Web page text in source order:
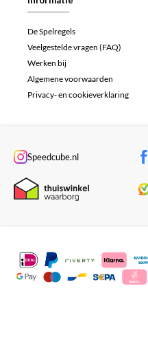
De Spelregels
Veelgestelde vragen (FAQ)
Werken bij
Algemene voorwaarden
Privacy- en cookieverklaring
Speedcube.nl